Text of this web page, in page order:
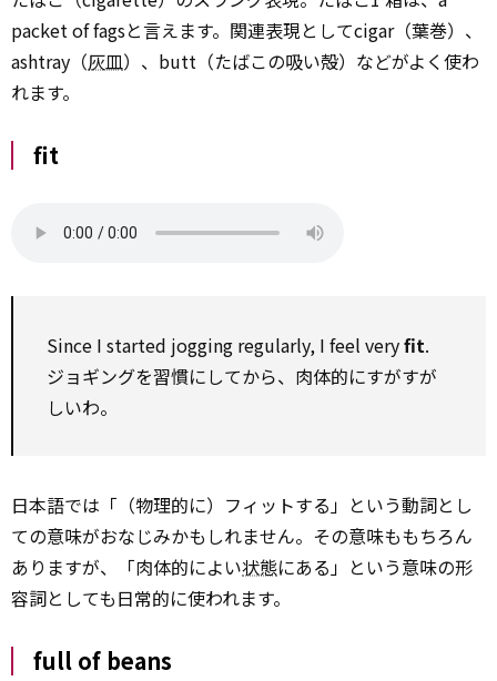
packet of fagsと言えます。関連表現としてcigar（葉巻）、
ashtray（灰皿）、butt（たばこの吸い殻）などがよく使わ
れます。
fit
Since I started jogging regularly, I feel veryfit.
ジョギングを習慣にしてから、肉体的にすがすが
しいわ。
日本語では「（物理的に）フィットする」という動詞とし
ての意味がおなじみかもしれません。その意味ももちろん
ありますが、「肉体的によい状態にある」という意味の形
容詞としても日常的に使われます。
full of beans